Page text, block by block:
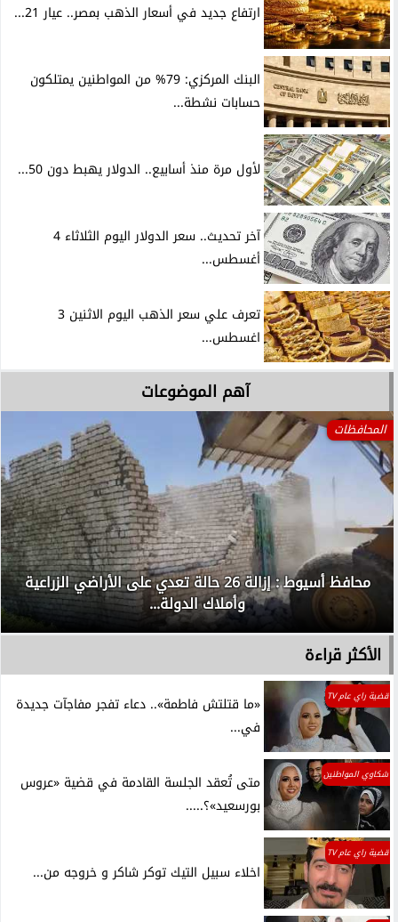
ارتفاع جديد في أسعار الذهب بمصر.. عيار 21...
البنك المركزي: 79% من المواطنين يمتلكون
حسابات نشطة...
لأول مرة منذ أسابيع.. الدولار يهبط دون 50...
آخر تحديث.. سعر الدولار اليوم الثلاثاء 4
أغسطس...
تعرف علي سعر الذهب اليوم الاثنين 3
اغسطس...
آهم الموضوعات
المحافظات
محافظ أسيوط : إزالة 26 حالة تعدي على الأراضي الزراعية
وأملاك الدولة...
الأكثر قراءة
قضية راي عام TV
«ما قتلتش فاطمة».. دعاء تفجر مفاجآت جديدة
في...
شكاوي المواطنين
متى تُعقد الجلسة القادمة في قضية «عروس
بورسعيد»؟.....
قضية راي عام TV
اخلاء سبيل التيك توكر شاكر و خروجه من...